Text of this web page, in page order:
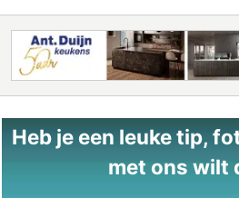
Heb je een leuke tip,
met ons wilt